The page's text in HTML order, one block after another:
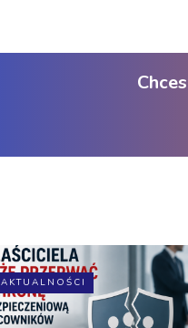
AKTUALNOŚCI